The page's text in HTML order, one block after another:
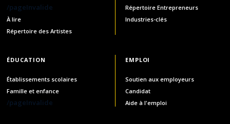
/pageInvalide
À lire
Répertoire des Artistes
Répertoire Entrepreneurs
Industries-clés
ÉDUCATION
Établissements scolaires
Famille et enfance
/pageInvalide
EMPLOI
Soutien aux employeurs
Candidat
Aide à l'emploi